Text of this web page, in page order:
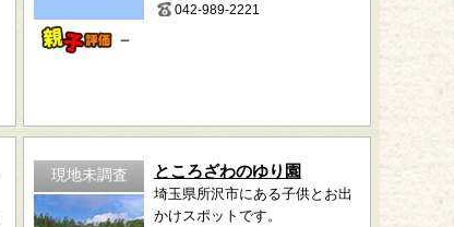
－
042-989-2221
現地未調査 ところざわのゆり園
埼玉県所沢市にある子供とお出
かけスポットです。